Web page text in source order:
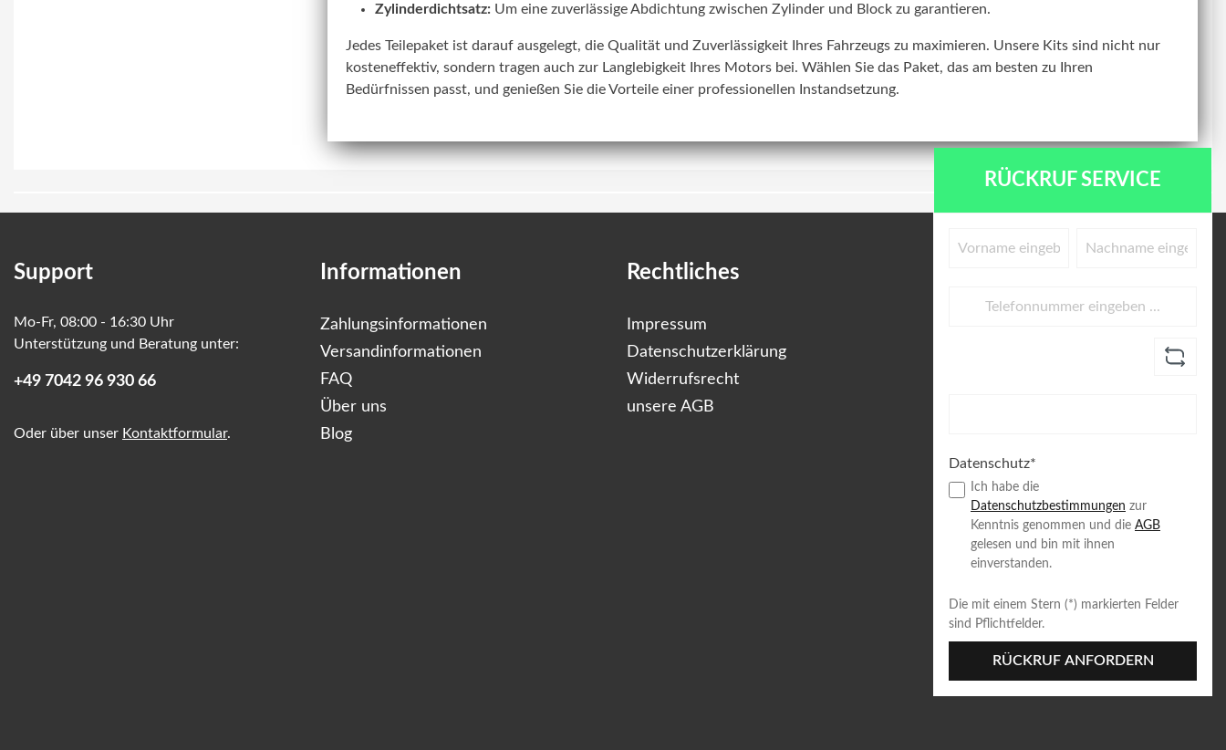
Zylinderdichtsatz: Um eine zuverlässige Abdichtung zwischen Zylinder und Block zu garantieren.
Jedes Teilepaket ist darauf ausgelegt, die Qualität und Zuverlässigkeit Ihres Fahrzeugs zu maximieren. Unsere Kits sind nicht nur
kosteneffektiv, sondern tragen auch zur Langlebigkeit Ihres Motors bei. Wählen Sie das Paket, das am besten zu Ihren
Bedürfnissen passt, und genießen Sie die Vorteile einer professionellen Instandsetzung.
Support
Mo-Fr, 08:00 - 16:30 Uhr
Unterstützung und Beratung unter:
+49 7042 96 930 66
Oder über unser Kontaktformular.
Informationen
Zahlungsinformationen
Versandinformationen
FAQ
Über uns
Blog
Rechtliches
Impressum
Datenschutzerklärung
Widerrufsrecht
unsere AGB
RÜCKRUF SERVICE
Datenschutz*
Ich habe die
Datenschutzbestimmungen zur
Kenntnis genommen und die AGB
gelesen und bin mit ihnen
einverstanden.
Die mit einem Stern (*) markierten Felder
sind Pflichtfelder.
RÜCKRUF ANFORDERN